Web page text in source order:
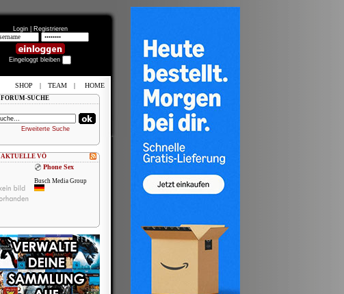
Login | Registrieren
Eingeloggt bleiben
FORUM-SUCHE
Erweiterte Suche
AKTUELLE VÖ
Phone Sex
Busch Media Group
SHOP | TEAM | HOME